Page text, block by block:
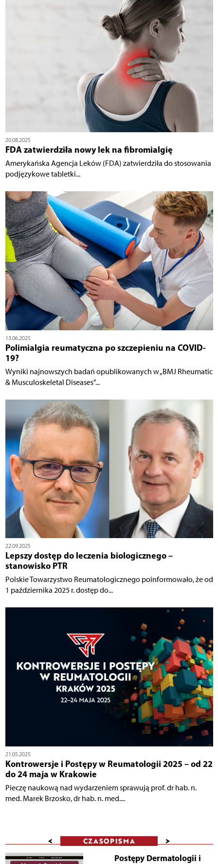
20.08.2025
FDA zatwierdziła nowy lek na fibromialgię
Amerykańska Agencja Leków (FDA) zatwierdziła do stosowania
podjęzykowe tabletki...
13.06.2025
Polimialgia reumatyczna po szczepieniu na COVID-
19?
Wyniki najnowszych badań opublikowanych w „BMJ Rheumatic
& Musculoskeletal Diseases”...
22.09.2025
Lepszy dostęp do leczenia biologicznego –
stanowisko PTR
Polskie Towarzystwo Reumatologicznego poinformowało, że od
1 października 2025 r. dostęp do...
21.05.2025
Kontrowersje i Postępy w Reumatologii 2025 – od 22
do 24 maja w Krakowie
Pieczę naukową nad wydarzeniem sprawują prof. dr hab. n.
med. Marek Brzosko, dr hab. n. med....
< CZASOPISMA >
Postępy Dermatologii i